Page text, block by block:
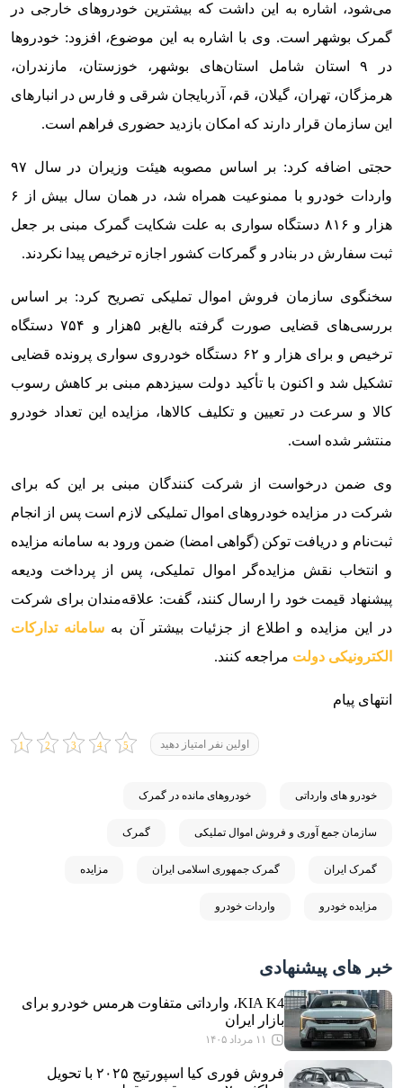
می‌شود، اشاره به این داشت که بیشترین خودرو‌های خارجی در
گمرک بوشهر است. وی با اشاره به این موضوع، افزود: خودرو‌ها
در ۹ استان شامل استان‌های بوشهر، خوزستان، مازندران،
هرمزگان، تهران، گیلان، قم، آذربایجان شرقی و فارس در انبار‌های
این سازمان قرار دارند که امکان بازدید حضوری فراهم است.
حجتی اضافه کرد: بر اساس مصوبه هیئت وزیران در سال ۹۷
واردات خودرو با ممنوعیت همراه شد، در همان سال بیش از ۶
هزار و ۸۱۶ دستگاه سواری به علت شکایت گمرک مبنی بر جعل
ثبت سفارش در بنادر و گمرکات کشور اجازه ترخیص پیدا نکردند.
سخنگوی سازمان فروش اموال تملیکی تصریح کرد: بر اساس
بررسی‌های قضایی صورت گرفته بالغ‌بر ۵هزار و ۷۵۴ دستگاه
ترخیص و برای هزار و ۶۲ دستگاه خودروی سواری پرونده قضایی
تشکیل شد و اکنون با تأکید دولت سیزدهم مبنی بر کاهش رسوب
کالا و سرعت در تعیین و تکلیف کالاها، مزایده این تعداد خودرو
منتشر شده است.
وی ضمن درخواست از شرکت کنندگان مبنی بر این که برای
شرکت در مزایده خودروهای اموال تملیکی لازم است پس از انجام
ثبت‌نام و دریافت توکن (گواهی امضا) ضمن ورود به سامانه مزایده
و انتخاب نقش مزایده‌گر اموال تملیکی، پس از پرداخت ودیعه
پیشنهاد قیمت خود را ارسال کنند، گفت: علاقه‌مندان برای شرکت
در این مزایده و اطلاع از جزئیات بیشتر آن به سامانه تدارکات
الکترونیکی دولت مراجعه کنند.
انتهای پیام
اولین نفر امتیاز دهید
خودرو های وارداتی خودروهای مانده در گمرک
سازمان جمع آوری و فروش اموال تملیکی گمرک
گمرک ایران گمرک جمهوری اسلامی ایران مزایده
مزایده خودرو واردات خودرو
خبر های پیشنهادی
KIA K4، وارداتی متفاوت هرمس خودرو برای
بازار ایران
۱۱ مرداد ۱۴۰۵
فروش فوری کیا اسپورتیج ۲۰۲۵ با تحویل